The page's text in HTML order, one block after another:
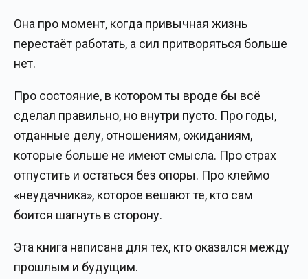
Она про момент, когда привычная жизнь
перестаёт работать, а сил притворяться больше
нет.
Про состояние, в котором ты вроде бы всё
сделал правильно, но внутри пусто. Про годы,
отданные делу, отношениям, ожиданиям,
которые больше не имеют смысла. Про страх
отпустить и остаться без опоры. Про клеймо
«неудачника», которое вешают те, кто сам
боится шагнуть в сторону.
Эта книга написана для тех, кто оказался между
прошлым и будущим.